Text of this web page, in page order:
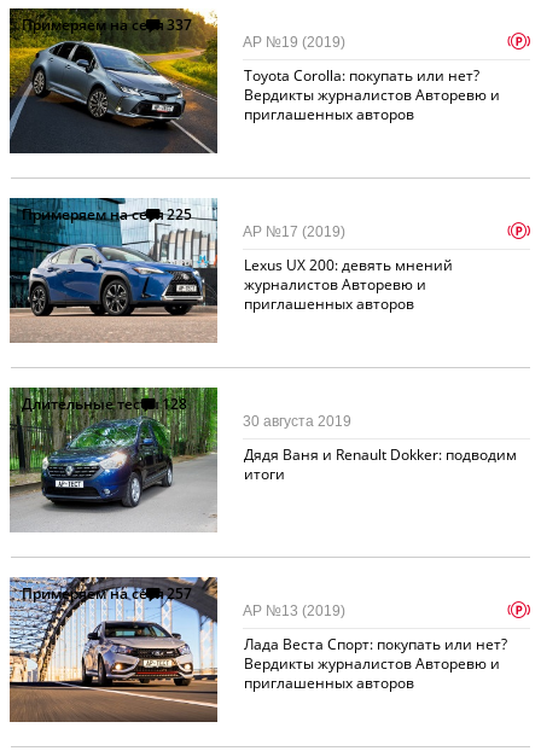
Примеряем на себя337
Toyota Corolla: покупать или нет?
Вердикты журналистов Авторевю и
приглашенных авторов
АР №19 (2019) p
Примеряем на себя225
Lexus UX 200: девять мнений
журналистов Авторевю и
приглашенных авторов
АР №17 (2019) p
Длительные тесты128
Дядя Ваня и Renault Dokker: подводим
итоги
30 августа 2019
Примеряем на себя257
Лада Веста Спорт: покупать или нет?
Вердикты журналистов Авторевю и
приглашенных авторов
АР №13 (2019) p